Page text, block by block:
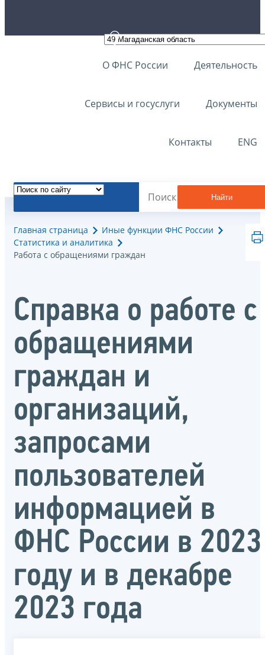
О ФНС России Деятельность
Сервисы и госуслуги Документы
Контакты ENG
Найти
Главная страница
Иные функции ФНС России
Статистика и аналитика
Работа с обращениями граждан
Справка о работе с
обращениями
граждан и
организаций,
запросами
пользователей
информацией в
ФНС России в 2023
году и в декабре
2023 года